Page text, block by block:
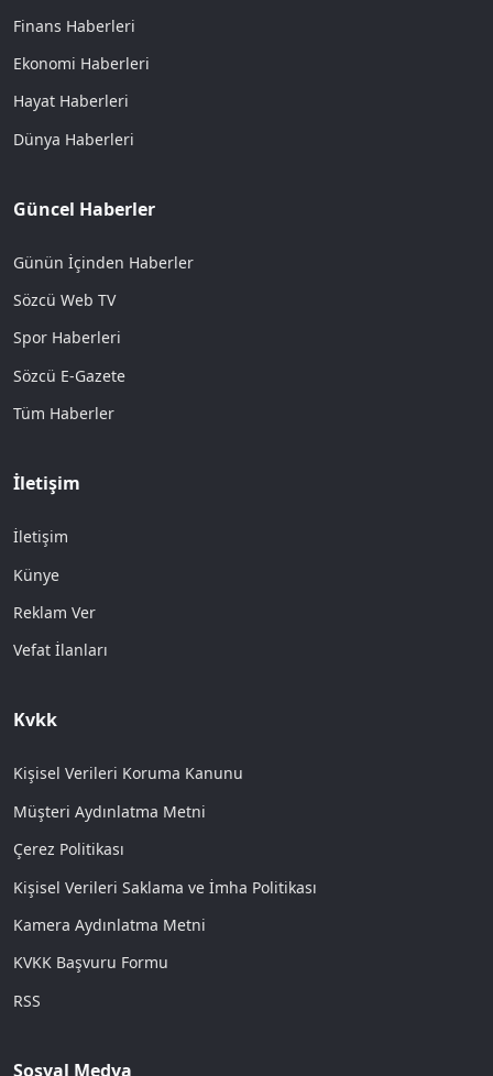
Finans Haberleri
Ekonomi Haberleri
Hayat Haberleri
Dünya Haberleri
Güncel Haberler
Günün İçinden Haberler
Sözcü Web TV
Spor Haberleri
Sözcü E-Gazete
Tüm Haberler
İletişim
İletişim
Künye
Reklam Ver
Vefat İlanları
Kvkk
Kişisel Verileri Koruma Kanunu
Müşteri Aydınlatma Metni
Çerez Politikası
Kişisel Verileri Saklama ve İmha Politikası
Kamera Aydınlatma Metni
KVKK Başvuru Formu
RSS
Sosyal Medya